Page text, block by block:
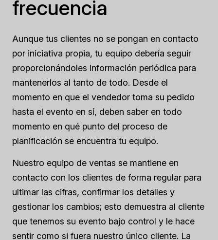
frecuencia
Aunque tus clientes no se pongan en contacto
por iniciativa propia, tu equipo debería seguir
proporcionándoles información periódica para
mantenerlos al tanto de todo. Desde el
momento en que el vendedor toma su pedido
hasta el evento en sí, deben saber en todo
momento en qué punto del proceso de
planificación se encuentra tu equipo.
Nuestro equipo de ventas se mantiene en
contacto con los clientes de forma regular para
ultimar las cifras, confirmar los detalles y
gestionar los cambios; esto demuestra al cliente
que tenemos su evento bajo control y le hace
sentir como si fuera nuestro único cliente. La